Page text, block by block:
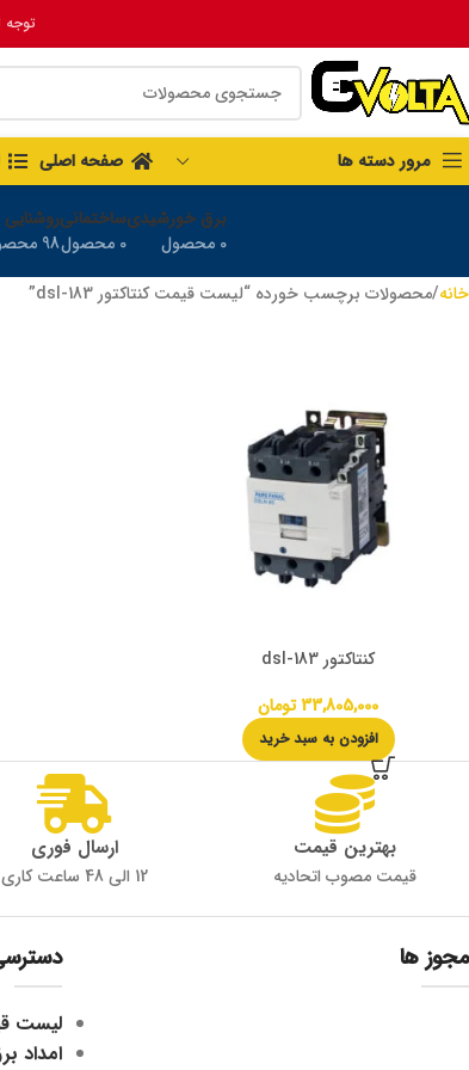
توجه
مرور دسته ها صفحه اصلی
برق خورشیدی
0 محصول
ساختمانی
0 محصول
روشنایی
98 محصول
خانه محصولات برچسب خورده “لیست قیمت کنتاکتور dsl-183”
کنتاکتور dsl-183
33,805,000تومان
افزودن به سبد خرید
بهترین قیمت
قیمت مصوب اتحادیه
ارسال فوری
12 الی 48 ساعت کاری
مجوز ها
لیست
امداد